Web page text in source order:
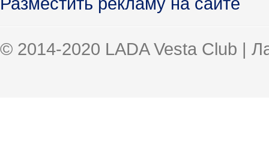
© 2014-2020 LADA Vesta Club |